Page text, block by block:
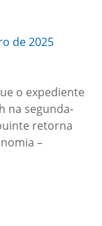
de 2025
o expediente
na segunda-
retorna
–